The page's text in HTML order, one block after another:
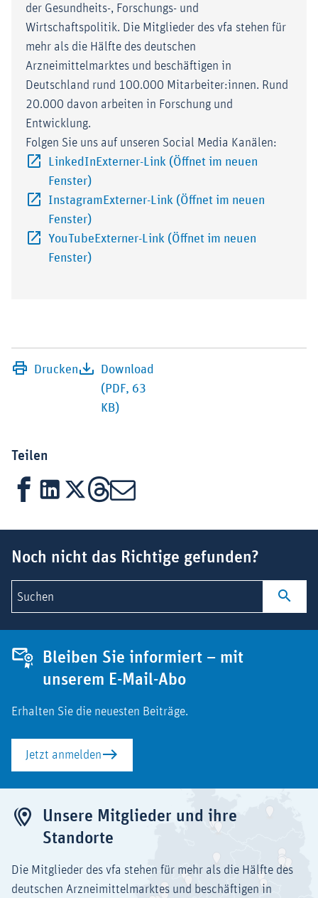
der Gesundheits-, Forschungs- und
Wirtschaftspolitik. Die Mitglieder des vfa stehen für
mehr als die Hälfte des deutschen
Arzneimittelmarktes und beschäftigen in
Deutschland rund 100.000 Mitarbeiter:innen. Rund
20.000 davon arbeiten in Forschung und
Entwicklung.
Folgen Sie uns auf unseren Social Media Kanälen:
LinkedInExterner-Link (Öffnet im neuen
Fenster)Externer-Link (Öffnet im neuen Fenster)
InstagramExterner-Link (Öffnet im neuen
Fenster)Externer-Link (Öffnet im neuen Fenster)
YouTubeExterner-Link (Öffnet im neuen
Fenster)Externer-Link (Öffnet im neuen Fenster)
Drucken
Download
(PDF, 63
KB)
Teilen
FacebookLinkedIn
X Threads
Mail
Noch nicht das Richtige gefunden?
Suchen
Bleiben Sie informiert – mit
unserem E-Mail-Abo
Erhalten Sie die neuesten Beiträge.
Jetzt anmelden
Unsere Mitglieder und ihre
Standorte
Die Mitglieder des vfa stehen für mehr als die Hälfte des
deutschen Arzneimittelmarktes und beschäftigen in